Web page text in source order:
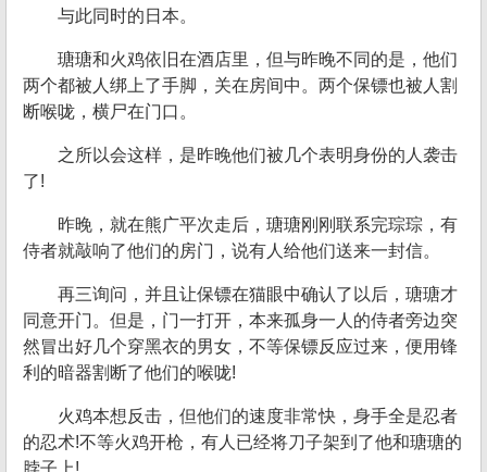
与此同时的日本。
瑭瑭和火鸡依旧在酒店里，但与昨晚不同的是，他们
两个都被人绑上了手脚，关在房间中。两个保镖也被人割
断喉咙，横尸在门口。
之所以会这样，是昨晚他们被几个表明身份的人袭击
了!
昨晚，就在熊广平次走后，瑭瑭刚刚联系完琮琮，有
侍者就敲响了他们的房门，说有人给他们送来一封信。
再三询问，并且让保镖在猫眼中确认了以后，瑭瑭才
同意开门。但是，门一打开，本来孤身一人的侍者旁边突
然冒出好几个穿黑衣的男女，不等保镖反应过来，便用锋
利的暗器割断了他们的喉咙!
火鸡本想反击，但他们的速度非常快，身手全是忍者
的忍术!不等火鸡开枪，有人已经将刀子架到了他和瑭瑭的
脖子上!